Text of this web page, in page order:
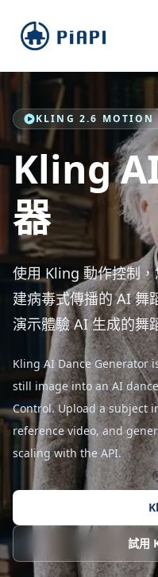
piapi
KLING 2.6 MOTION
Kling
器
使用 Kling 動作控制
建病毒式傳播的 AI 舞
演示體驗 AI 生成的舞
Kling AI Dance Generator
still image into an AI
Control. Upload a subject
reference video, and
scaling with the API.
試用